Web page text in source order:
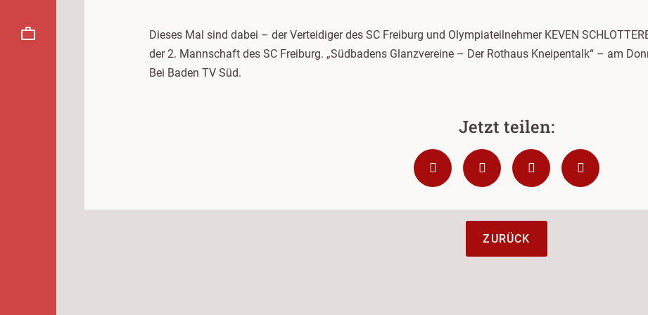
Dieses Mal sind dabei – der Verteidiger des SC Freiburg und Olympiateilnehmer KEVEN
der 2. Mannschaft des SC Freiburg. „Südbadens Glanzvereine – Der Rothaus Kneipentalk“ – am
Bei Baden TV Süd.
ZURÜCK